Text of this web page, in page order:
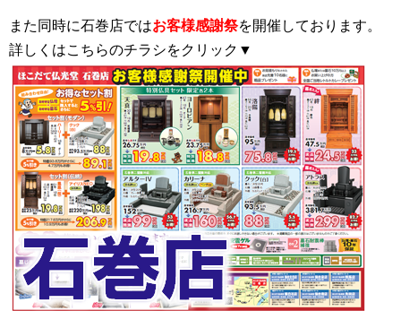
また同時に石巻店ではお客様感謝祭を開催しております。
詳しくはこちらのチラシをクリック▼